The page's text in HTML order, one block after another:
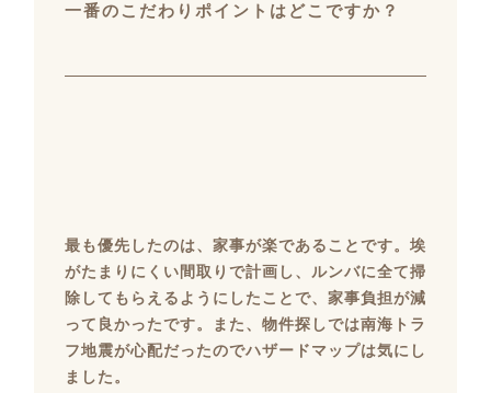
一番のこだわりポイントはどこですか？
最も優先したのは、家事が楽であることです。埃
がたまりにくい間取りで計画し、ルンバに全て掃
除してもらえるようにしたことで、家事負担が減
って良かったです。また、物件探しでは南海トラ
フ地震が心配だったのでハザードマップは気にし
ました。